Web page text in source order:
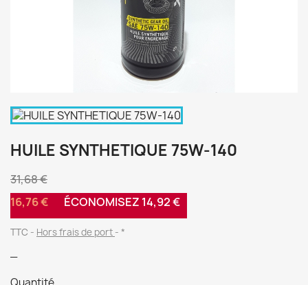
HUILE SYNTHETIQUE 75W-140
31,68 €
16,76 €
ÉCONOMISEZ 14,92 €
TTC Hors frais de port *